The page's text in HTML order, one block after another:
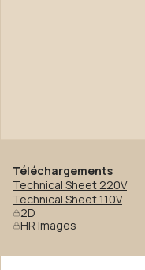
Téléchargements
Technical Sheet 220V
Technical Sheet 110V
2D
HR Images